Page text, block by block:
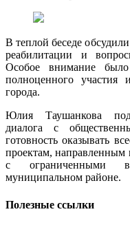
В теплой беседе
реабилитации и
Особое внимание
полноценного участия
города.
Юлия Таушанкова
диалога с
готовность оказывать
проектам, направленным
с ограниченными
муниципальном районе.
Полезные ссылки